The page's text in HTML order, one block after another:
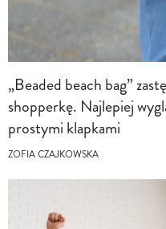
„Beaded beach bag”
shopperkę. Najlepiej
prostymi klapkami
ZOFIA CZAJKOWSKA